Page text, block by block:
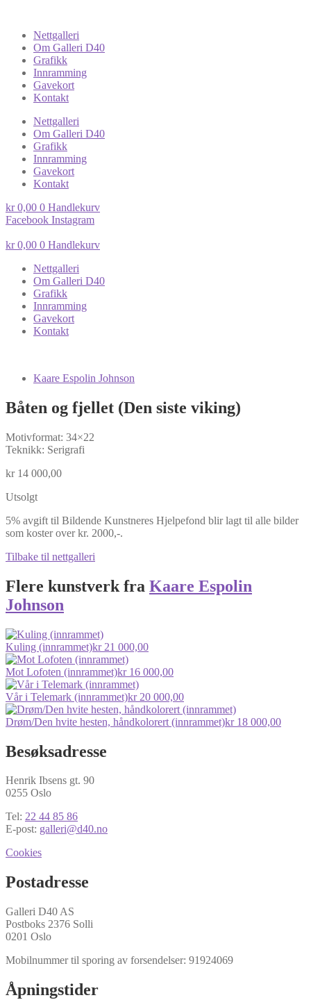
Nettgalleri
Om Galleri D40
Grafikk
Innramming
Gavekort
Kontakt
Nettgalleri
Om Galleri D40
Grafikk
Innramming
Gavekort
Kontakt
kr0,00 0 Handlekurv
Facebook Instagram
kr0,00 0 Handlekurv
Nettgalleri
Om Galleri D40
Grafikk
Innramming
Gavekort
Kontakt
Kaare Espolin Johnson
Båten og fjellet (Den siste viking)
Motivformat: 34×22
Teknikk: Serigrafi
kr14 000,00
Utsolgt
5% avgift til Bildende Kunstneres Hjelpefond blir lagt til alle bilder
som koster over kr. 2000,-.
Tilbake til nettgalleri
Flere kunstverk fra Kaare Espolin
Johnson
Kuling (innrammet)kr21 000,00
Mot Lofoten (innrammet)kr16 000,00
Vår i Telemark (innrammet)kr20 000,00
Drøm/Den hvite hesten, håndkolorert (innrammet)kr18 000,00
Besøksadresse
Henrik Ibsens gt. 90
0255 Oslo
Tel: 22 44 85 86
E-post: galleri@d40.no
Cookies
Postadresse
Galleri D40 AS
Postboks 2376 Solli
0201 Oslo
Mobilnummer til sporing av forsendelser: 91924069
Åpningstider